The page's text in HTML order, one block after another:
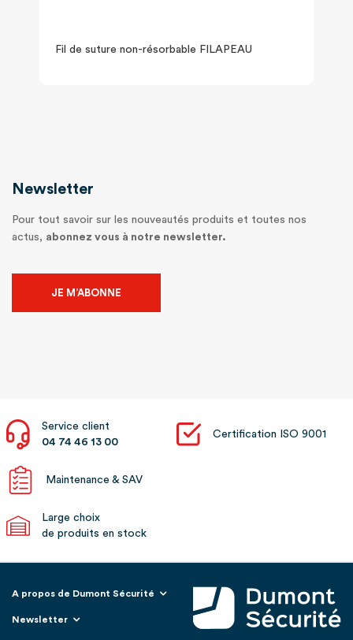
Fil de suture non-résorbable FILAPEAU
Newsletter
Pour tout savoir sur les nouveautés produits et toutes nos
actus, abonnez vous à notre newsletter.
JE M’ABONNE
Service client
04 74 46 13 00
Certification ISO 9001
Maintenance & SAV
Large choix
de produits en stock
A propos de Dumont Sécurité
Newsletter